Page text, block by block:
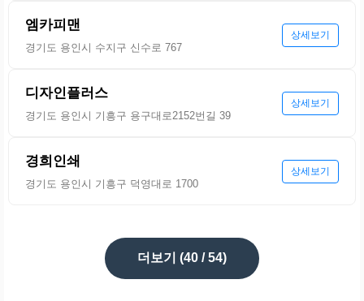
엠카피맨
경기도 용인시 수지구 신수로 767
상세보기
디자인플러스
경기도 용인시 기흥구 용구대로2152번길 39
상세보기
경희인쇄
경기도 용인시 기흥구 덕영대로 1700
상세보기
더보기 (40 / 54)